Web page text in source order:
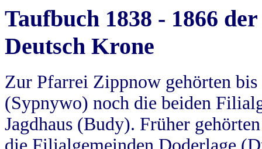
Taufbuch 1838 - 1866
Deutsch Krone
Zur Pfarrei Zippnow gehörten
(Sypnywo) noch die beiden
Jagdhaus (Budy). Früher